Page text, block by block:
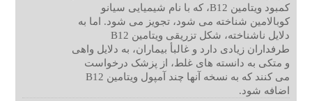
کمبود ویتامین B12، که با نام شیمیایی سیانو
کوبالامین شناخته می شود، تجویز می شود. اما به
دلایل ناشناخته، شکل تزریقی ویتامین B12
طرفداران زیادی دارد و غالبأ بیماران، به دلایل واهی
و متکی به دانسته های غلط، از پزشک درخواست
می کنند که به نسخه آنها چند آمپول ویتامین B12
اضافه شود.